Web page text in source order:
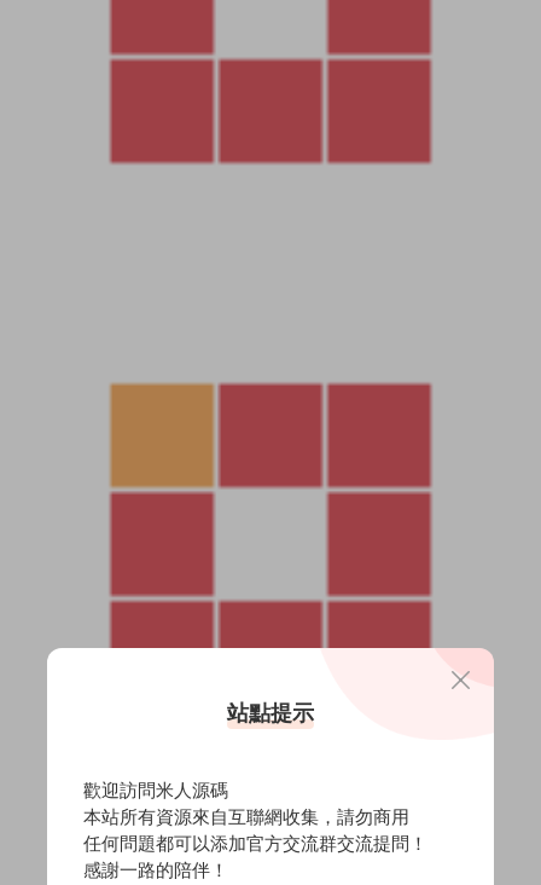
站點提示
歡迎訪問米人源碼
本站所有資源來自互聯網收集，請勿商用
任何問題都可以添加官方交流群交流提問！
感謝一路的陪伴！